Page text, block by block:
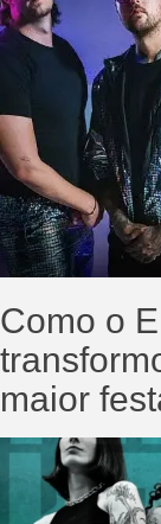
Como o
maior